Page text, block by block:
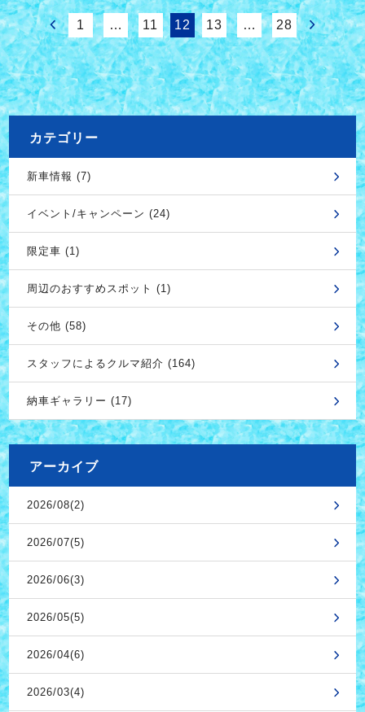
1 … 11 12 13 … 28
カテゴリー
新車情報 (7)
イベント/キャンペーン (24)
限定車 (1)
周辺のおすすめスポット (1)
その他 (58)
スタッフによるクルマ紹介 (164)
納車ギャラリー (17)
アーカイブ
2026/08(2)
2026/07(5)
2026/06(3)
2026/05(5)
2026/04(6)
2026/03(4)